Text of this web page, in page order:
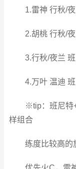
1.雷神 行秋/
2.胡桃 行秋/
3.行秋/夜兰
4.万叶 温迪
※tip：班尼特
样组合
练度比较高的